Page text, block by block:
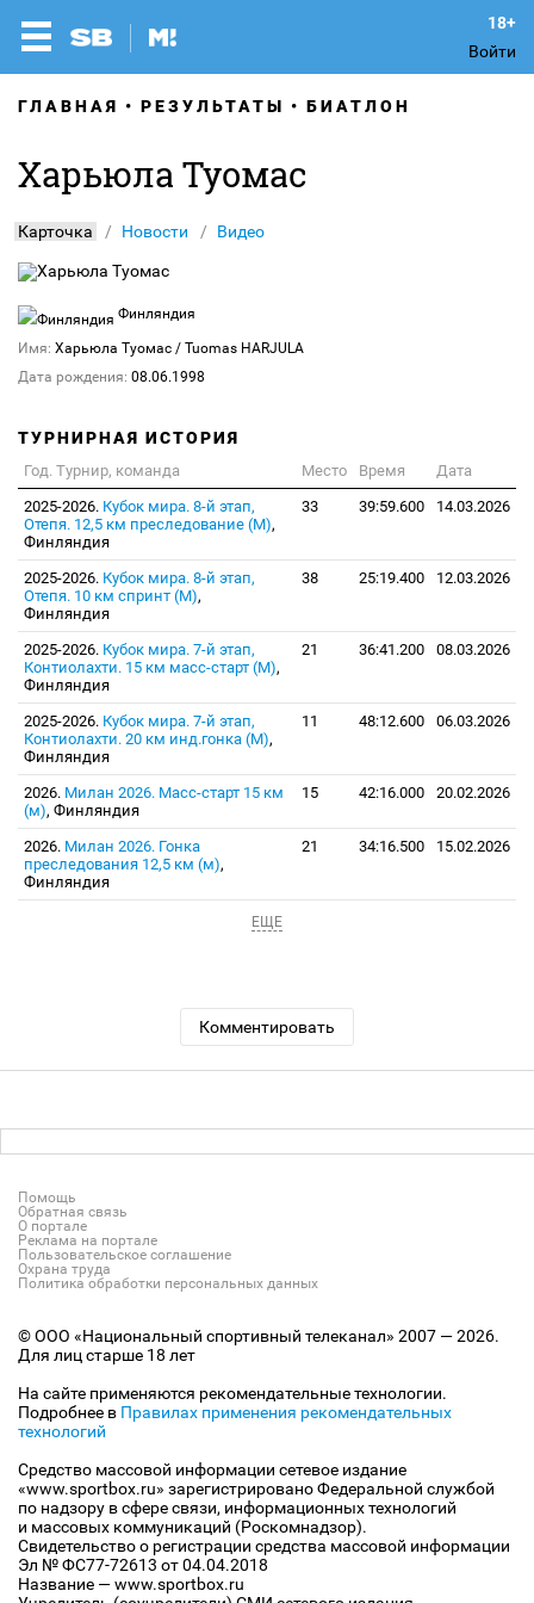
Войти
ГЛАВНАЯ РЕЗУЛЬТАТЫ БИАТЛОН
Харьюла Туомас
Карточка Новости Видео
Финляндия
Имя: Харьюла Туомас / Tuomas HARJULA
Дата рождения: 08.06.1998
ТУРНИРНАЯ ИСТОРИЯ
Год. Турнир, команда Место Время
Дата
2025-2026. Кубок мира. 8-й этап,
Отепя. 12,5 км преследование (М),
Финляндия
33 39:59.600 14.03.2026
2025-2026. Кубок мира. 8-й этап,
Отепя. 10 км спринт (М),
Финляндия
38 25:19.400 12.03.2026
2025-2026. Кубок мира. 7-й этап,
Контиолахти. 15 км масс-старт (М),
Финляндия
21 36:41.200 08.03.2026
2025-2026. Кубок мира. 7-й этап,
Контиолахти. 20 км инд.гонка (М),
Финляндия
11 48:12.600 06.03.2026
2026. Милан 2026. Масс-старт 15 км
(м), Финляндия
15 42:16.000 20.02.2026
2026. Милан 2026. Гонка
преследования 12,5 км (м),
Финляндия
21 34:16.500 15.02.2026
ЕЩЕ
Комментировать
Помощь
Обратная связь
О портале
Реклама на портале
Пользовательское соглашение
Охрана труда
Политика обработки персональных данных
© ООО «Национальный спортивный телеканал» 2007 — 2026.
Для лиц старше 18 лет
На сайте применяются рекомендательные технологии.
Подробнее в Правилах применения рекомендательных
технологий
Средство массовой информации сетевое издание
«www.sportbox.ru» зарегистрировано Федеральной службой
по надзору в сфере связи, информационных технологий
и массовых коммуникаций (Роскомнадзор).
Свидетельство о регистрации средства массовой информации
Эл № ФС77-72613 от 04.04.2018
Название — www.sportbox.ru